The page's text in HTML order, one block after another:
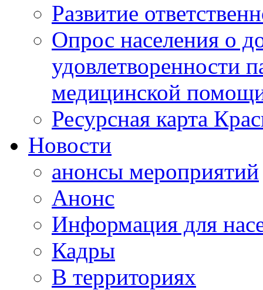
Развитие
Опрос населения о
удовлетворенности
медицинской
Ресурсная карта
Новости
анонсы мероприятий
Анонс
Информация для
Кадры
В территориях